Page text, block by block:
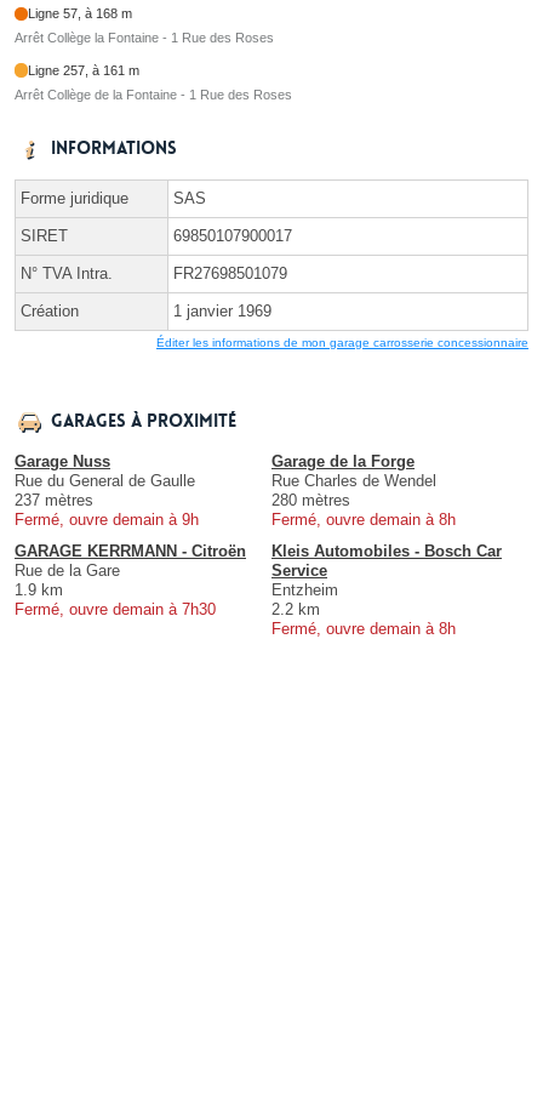
Ligne 57, à 168 m
Arrêt Collège la Fontaine - 1 Rue des Roses
Ligne 257, à 161 m
Arrêt Collège de la Fontaine - 1 Rue des Roses
Informations
Forme juridique SAS
SIRET 69850107900017
N° TVA Intra. FR27698501079
Création 1 janvier 1969
Éditer les informations de mon garage carrosserie concessionnaire
Garages à proximité
Garage Nuss
Rue du General de Gaulle
237 mètres
Fermé, ouvre demain à 9h
Garage de la Forge
Rue Charles de Wendel
280 mètres
Fermé, ouvre demain à 8h
GARAGE KERRMANN - Citroën
Rue de la Gare
1.9 km
Fermé, ouvre demain à 7h30
Kleis Automobiles - Bosch Car
Service
Entzheim
2.2 km
Fermé, ouvre demain à 8h